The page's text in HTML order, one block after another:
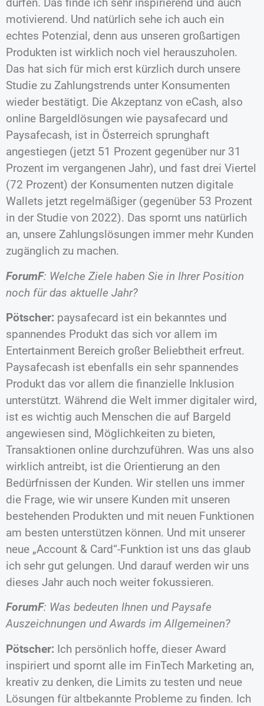
dürfen. Das finde ich sehr inspirierend und auch
motivierend. Und natürlich sehe ich auch ein
echtes Potenzial, denn aus unseren großartigen
Produkten ist wirklich noch viel herauszuholen.
Das hat sich für mich erst kürzlich durch unsere
Studie zu Zahlungstrends unter Konsumenten
wieder bestätigt. Die Akzeptanz von eCash, also
online Bargeldlösungen wie paysafecard und
Paysafecash, ist in Österreich sprunghaft
angestiegen (jetzt 51 Prozent gegenüber nur 31
Prozent im vergangenen Jahr), und fast drei Viertel
(72 Prozent) der Konsumenten nutzen digitale
Wallets jetzt regelmäßiger (gegenüber 53 Prozent
in der Studie von 2022). Das spornt uns natürlich
an, unsere Zahlungslösungen immer mehr Kunden
zugänglich zu machen.
ForumF: Welche Ziele haben Sie in Ihrer Position
noch für das aktuelle Jahr?
Pötscher: paysafecard ist ein bekanntes und
spannendes Produkt das sich vor allem im
Entertainment Bereich großer Beliebtheit erfreut.
Paysafecash ist ebenfalls ein sehr spannendes
Produkt das vor allem die finanzielle Inklusion
unterstützt. Während die Welt immer digitaler wird,
ist es wichtig auch Menschen die auf Bargeld
angewiesen sind, Möglichkeiten zu bieten,
Transaktionen online durchzuführen. Was uns also
wirklich antreibt, ist die Orientierung an den
Bedürfnissen der Kunden. Wir stellen uns immer
die Frage, wie wir unsere Kunden mit unseren
bestehenden Produkten und mit neuen Funktionen
am besten unterstützen können. Und mit unserer
neue „Account & Card“-Funktion ist uns das glaub
ich sehr gut gelungen. Und darauf werden wir uns
dieses Jahr auch noch weiter fokussieren.
ForumF: Was bedeuten Ihnen und Paysafe
Auszeichnungen und Awards im Allgemeinen?
Pötscher: Ich persönlich hoffe, dieser Award
inspiriert und spornt alle im FinTech Marketing an,
kreativ zu denken, die Limits zu testen und neue
Lösungen für altbekannte Probleme zu finden. Ich